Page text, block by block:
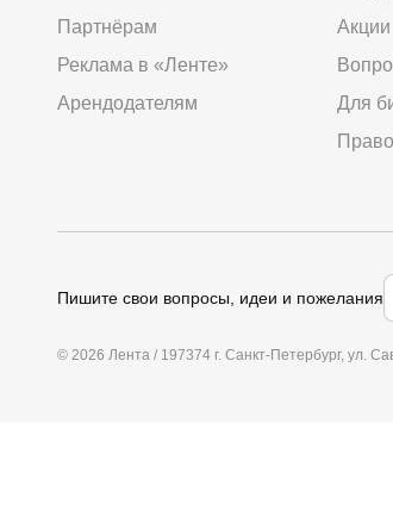
Партнёрам
Реклама в «Ленте»
Арендодателям
Акции
Для
Пишите свои вопросы, идеи и пожелания
© 2026 Лента / 197374 г. Санкт-Петербург, ул.